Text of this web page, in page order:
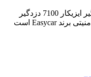
دزدگیر ایزیکار مدل 7100 معرفی دزدگیر ایزیکار 7100 دزدگیر
ایزیکار مدل 7100 یکی از سیستم‌های امنیتی برند Easycar است